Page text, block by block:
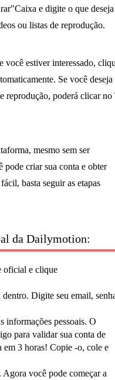
e digite o que deseja
ou listas de reprodução.
você estiver interessado,
Se você deseja
reprodução, poderá clicar no
mesmo sem ser
pode criar sua conta e obter
basta seguir as etapas
da Dailymotion:
oficial e clique
Digite seu email,
informações pessoais. O
para validar sua conta de
em 3 horas! Copie -o, cole e
você pode começar a